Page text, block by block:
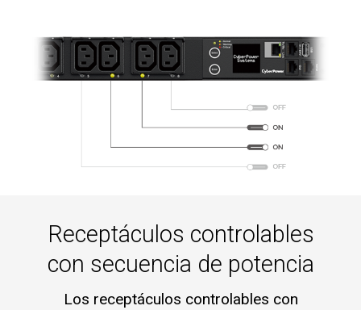
Receptáculos controlables
con secuencia de potencia
Los receptáculos controlables con